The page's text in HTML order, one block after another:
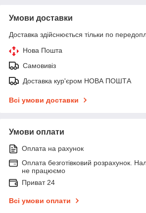
Умови доставки
Доставка здійснюється тільки по
Нова Пошта
Самовивіз
Доставка кур'єром НОВА ПОШТА
Всі умови доставки
Умови оплати
Оплата на рахунок
Оплата безготівковий розрахунок.
не працюємо
Приват 24
Всі умови оплати